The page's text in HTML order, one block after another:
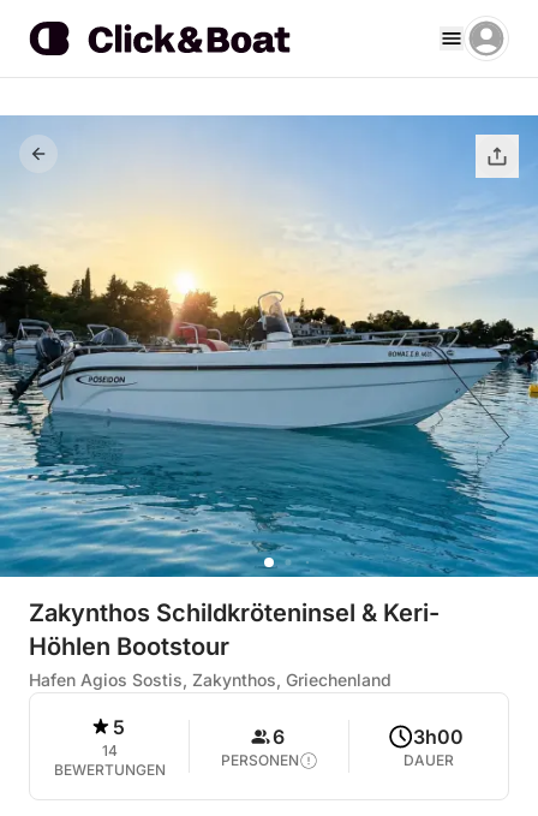
Zakynthos Schildkröteninsel & Keri-
Höhlen Bootstour
Hafen Agios Sostis, Zakynthos, Griechenland
5
14
BEWERTUNGEN
6
PERSONEN
3h00
DAUER